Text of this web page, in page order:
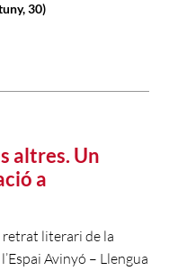
30)
altres. Un
a
retrat literari de la
Avinyó – Llengua